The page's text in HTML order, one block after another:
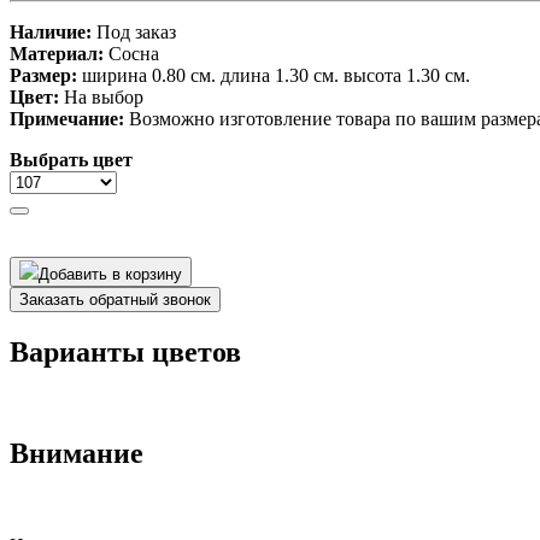
Наличие: Под заказ
Материал: Сосна
Размер: ширина 0.80 см. длина 1.30 см. высота 1.30 см.
Цвет: На выбор
Примечание: Возможно изготовление товара по вашим
Выбрать цвет
Добавить в корзину
Заказать обратный звонок
Варианты цветов
Внимание